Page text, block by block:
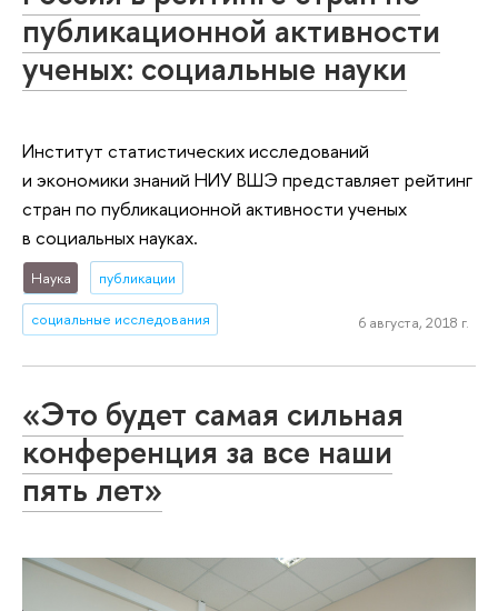
публикационной активности
ученых: социальные науки
Институт статистических исследований
и экономики знаний НИУ ВШЭ представляет рейтинг
стран по публикационной активности ученых
в социальных науках.
Наука публикации
социальные исследования 6 августа, 2018 г.
«Это будет самая сильная
конференция за все наши
пять лет»